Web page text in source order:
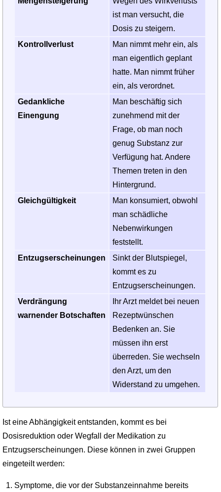
ist man versucht, die
Dosis zu steigern.
Kontrollverlust
Man nimmt mehr ein, als
man eigentlich geplant
hatte. Man nimmt früher
ein, als verordnet.
Gedankliche
Einengung
Man beschäftig sich
zunehmend mit der
Frage, ob man noch
genug Substanz zur
Verfügung hat. Andere
Themen treten in den
Hintergrund.
Gleichgültigkeit
Man konsumiert, obwohl
man schädliche
Nebenwirkungen
feststellt.
Entzugserscheinungen
Sinkt der Blutspiegel,
kommt es zu
Entzugserscheinungen.
Verdrängung
warnender Botschaften
Ihr Arzt meldet bei neuen
Rezeptwünschen
Bedenken an. Sie
müssen ihn erst
überreden. Sie wechseln
den Arzt, um den
Widerstand zu umgehen.
Ist eine Abhängigkeit entstanden, kommt es bei
Dosisreduktion oder Wegfall der Medikation zu
Entzugserscheinungen. Diese können in zwei Gruppen
eingeteilt werden:
Symptome, die vor der Substanzeinnahme bereits